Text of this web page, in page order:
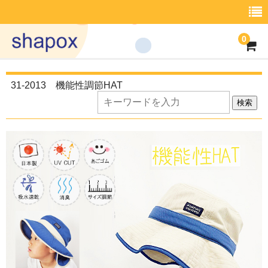
0
商品一覧
取引案内
会社概要
ｲﾝﾌｫﾒｰｼｮﾝ
お問い合わせ
商品一覧
31-2013 機能性調節HAT
検索